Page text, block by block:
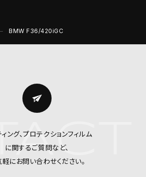
BMW F36/420iGC
ング、プロテクションフィルム
に関するご質問など、
軽にお問い合わせください。